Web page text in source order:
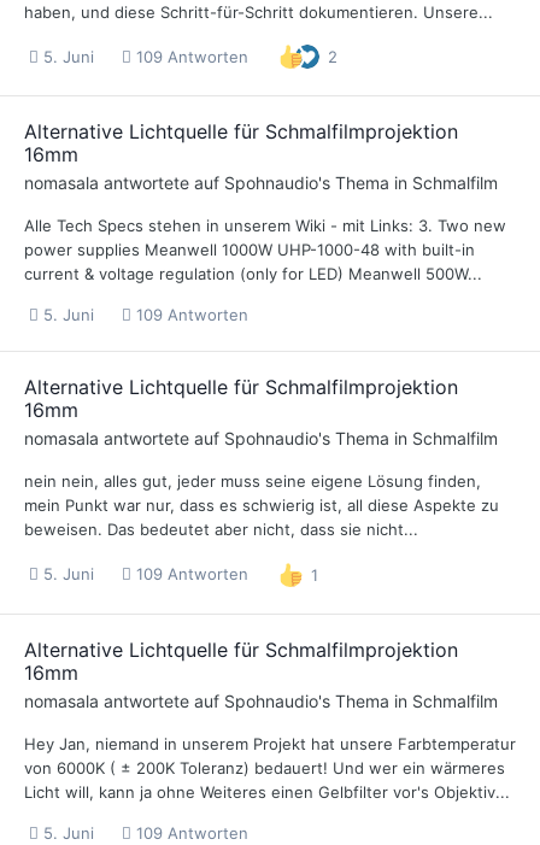
haben, und diese Schritt-für-Schritt dokumentieren. Unsere...
5. Juni 109 Antworten 2
Alternative Lichtquelle für Schmalfilmprojektion
16mm
nomasala antwortete auf Spohnaudio's Thema in Schmalfilm
Alle Tech Specs stehen in unserem Wiki - mit Links: 3. Two new
power supplies Meanwell 1000W UHP-1000-48 with built-in
current & voltage regulation (only for LED) Meanwell 500W...
5. Juni 109 Antworten
Alternative Lichtquelle für Schmalfilmprojektion
16mm
nomasala antwortete auf Spohnaudio's Thema in Schmalfilm
nein nein, alles gut, jeder muss seine eigene Lösung finden,
mein Punkt war nur, dass es schwierig ist, all diese Aspekte zu
beweisen. Das bedeutet aber nicht, dass sie nicht...
5. Juni 109 Antworten 1
Alternative Lichtquelle für Schmalfilmprojektion
16mm
nomasala antwortete auf Spohnaudio's Thema in Schmalfilm
Hey Jan, niemand in unserem Projekt hat unsere Farbtemperatur
von 6000K ( ± 200K Toleranz) bedauert! Und wer ein wärmeres
Licht will, kann ja ohne Weiteres einen Gelbfilter vor's Objektiv...
5. Juni 109 Antworten